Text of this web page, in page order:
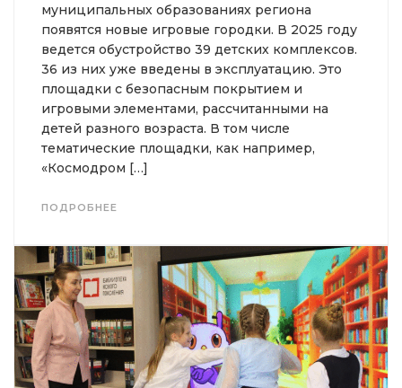
муниципальных образованиях региона
появятся новые игровые городки. В 2025 году
ведется обустройство 39 детских комплексов.
36 из них уже введены в эксплуатацию. Это
площадки с безопасным покрытием и
игровыми элементами, рассчитанными на
детей разного возраста. В том числе
тематические площадки, как например,
«Космодром […]
ПОДРОБНЕЕ